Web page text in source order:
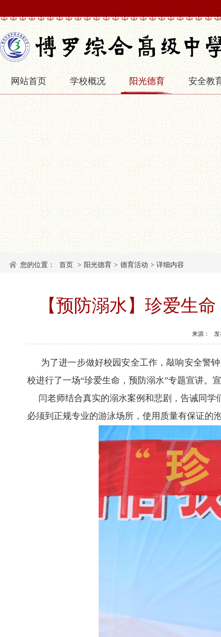
网站首页 学校概况 阳光德育 安全教
您的位置： 首页 > 阳光德育 > 德育活动 > 详细内容
【预防溺水】珍爱生
来源： 发
为了进一步做好校园安全工作，敲响安全警
校进行了一场“珍爱生命，预防溺水”专题宣讲。
闫老师结合真实的溺水案例和悲剧，告诫同学
必须到正规专业的游泳场所，使用质量有保证的